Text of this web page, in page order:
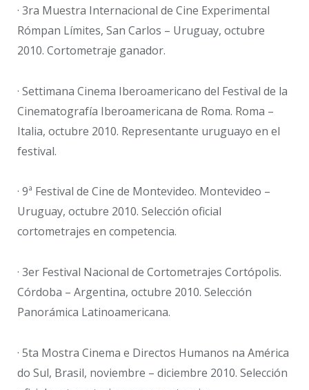
· 3ra Muestra Internacional de Cine Experimental
Rómpan Límites, San Carlos – Uruguay, octubre
2010. Cortometraje ganador.
· Settimana Cinema Iberoamericano del Festival de la
Cinematografía Iberoamericana de Roma. Roma –
Italia, octubre 2010. Representante uruguayo en el
festival.
· 9ª Festival de Cine de Montevideo. Montevideo –
Uruguay, octubre 2010. Selección oficial
cortometrajes en competencia.
· 3er Festival Nacional de Cortometrajes Cortópolis.
Córdoba – Argentina, octubre 2010. Selección
Panorámica Latinoamericana.
· 5ta Mostra Cinema e Directos Humanos na América
do Sul, Brasil, noviembre – diciembre 2010. Selección